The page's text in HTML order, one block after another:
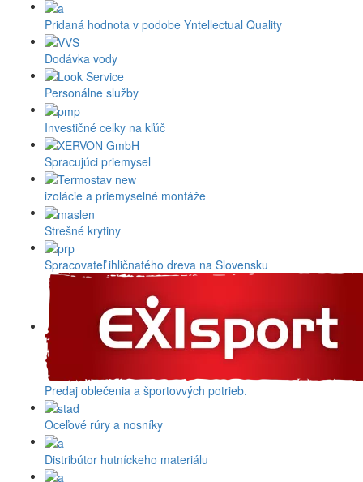
Pridaná hodnota v podobe Yntellectual Quality
Dodávka vody
Personálne služby
Investičné celky na kľúč
Spracujúci priemysel
izolácie a priemyselné montáže
Strešné krytiny
Spracovateľ ihličnatého dreva na Slovensku
Predaj oblečenia a športovvých potrieb.
Oceľové rúry a nosníky
Distribútor hutníckeho materiálu